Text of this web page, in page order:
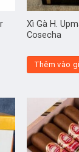
Xì Gà H.
Cosecha
Thêm vào